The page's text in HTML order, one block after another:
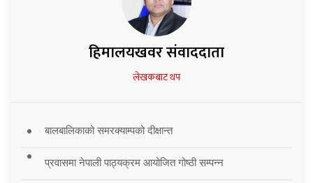
हिमालयखवर संवाददाता
लेखकबाट थप
बालबालिकाको समरक्याम्पको दीक्षान्त
प्रवासमा नेपाली पाठ्यक्रम आयोजित गोष्ठी सम्पन्न